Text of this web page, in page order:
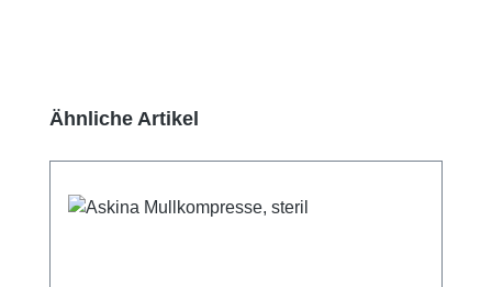
Produktgalerie überspringen
Ähnliche Artikel